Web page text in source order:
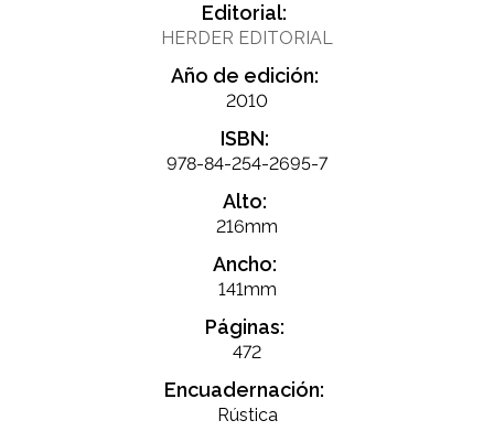
Editorial:
HERDER EDITORIAL
Año de edición:
2010
ISBN:
978-84-254-2695-7
Alto:
216mm
Ancho:
141mm
Páginas:
472
Encuadernación:
Rústica